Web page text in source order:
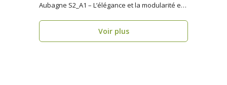
Aubagne S2_A1 – L’élégance et la modularité en
Voir plus